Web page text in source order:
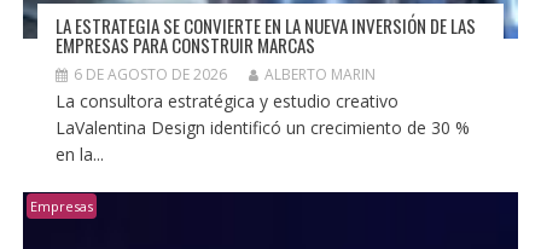
LA ESTRATEGIA SE CONVIERTE EN LA NUEVA INVERSIÓN DE LAS
EMPRESAS PARA CONSTRUIR MARCAS
6 DE AGOSTO DE 2026 ALBERTO MARIN
La consultora estratégica y estudio creativo
LaValentina Design identificó un crecimiento de 30 %
en la...
Empresas